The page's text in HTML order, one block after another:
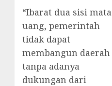
“Ibarat dua sisi mata
uang, pemerintah
tidak dapat
membangun daerah
tanpa adanya
dukungan dari